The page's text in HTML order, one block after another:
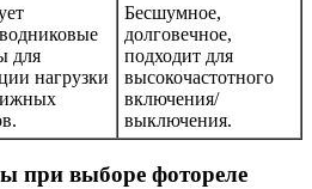
для
нагрузки
Бесшумное,
долговечное,
подходит для
высокочастотного
включения/
выключения.
при выборе фотореле